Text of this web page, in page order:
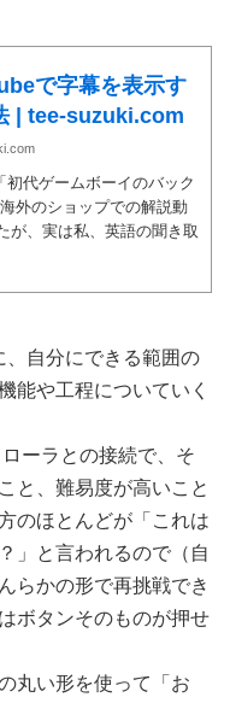
で字幕を表示す
| tee-suzuki.com
初代ゲームボーイのバック
外のショップでの解説動
が、実は私、英語の聞き取
自分にできる範囲の
能や工程についていく
ーラとの接続で、そ
と、難易度が高いこと
のほとんどが「これは
」と言われるので（自
らかの形で再挑戦でき
ボタンそのものが押せ
丸い形を使って「お